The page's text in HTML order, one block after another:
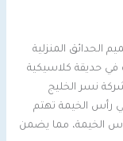
الحدائق المنزلية
في حديقة كلاسيكية
نسر الخليج
رأس الخيمة تهتم
الخيمة، مما يضمن